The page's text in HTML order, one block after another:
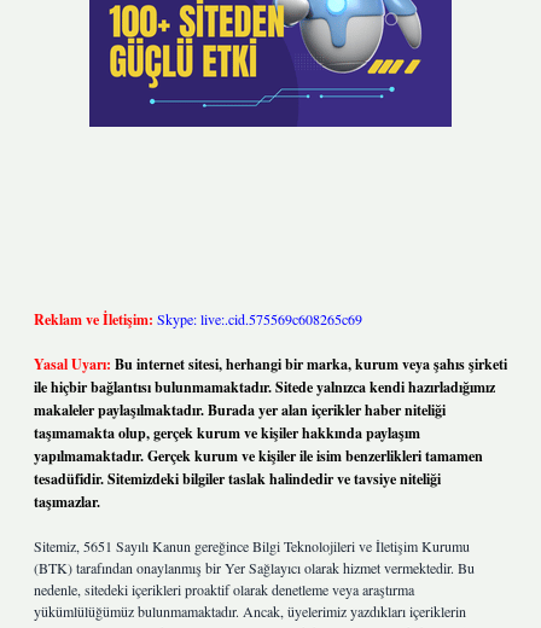
Reklam ve İletişim: Skype: live:.cid.575569c608265c69
Yasal Uyarı: Bu internet sitesi, herhangi bir marka, kurum veya şahıs şirketi
ile hiçbir bağlantısı bulunmamaktadır. Sitede yalnızca kendi hazırladığımız
makaleler paylaşılmaktadır. Burada yer alan içerikler haber niteliği
taşımamakta olup, gerçek kurum ve kişiler hakkında paylaşım
yapılmamaktadır. Gerçek kurum ve kişiler ile isim benzerlikleri tamamen
tesadüfidir. Sitemizdeki bilgiler taslak halindedir ve tavsiye niteliği
taşımazlar.
Sitemiz, 5651 Sayılı Kanun gereğince Bilgi Teknolojileri ve İletişim Kurumu
(BTK) tarafından onaylanmış bir Yer Sağlayıcı olarak hizmet vermektedir. Bu
nedenle, sitedeki içerikleri proaktif olarak denetleme veya araştırma
yükümlülüğümüz bulunmamaktadır. Ancak, üyelerimiz yazdıkları içeriklerin